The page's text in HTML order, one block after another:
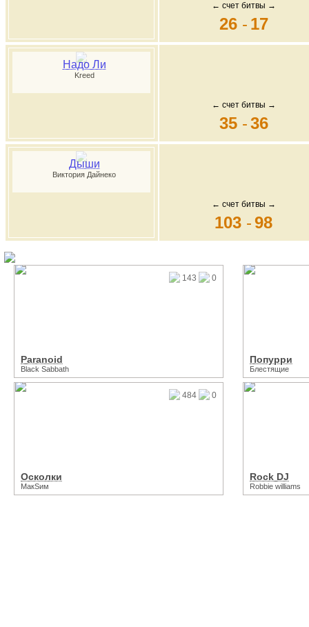
← счет битвы →
26- 17
Надо Ли
Kreed
← счет битвы →
35-36
Дыши
Виктория Дайнеко
← счет битвы →
103 -98
143 0
Paranoid
Black Sabbath
Попурри
Блестящие
484 0
Осколки
МакSим
Rock DJ
Robbie williams